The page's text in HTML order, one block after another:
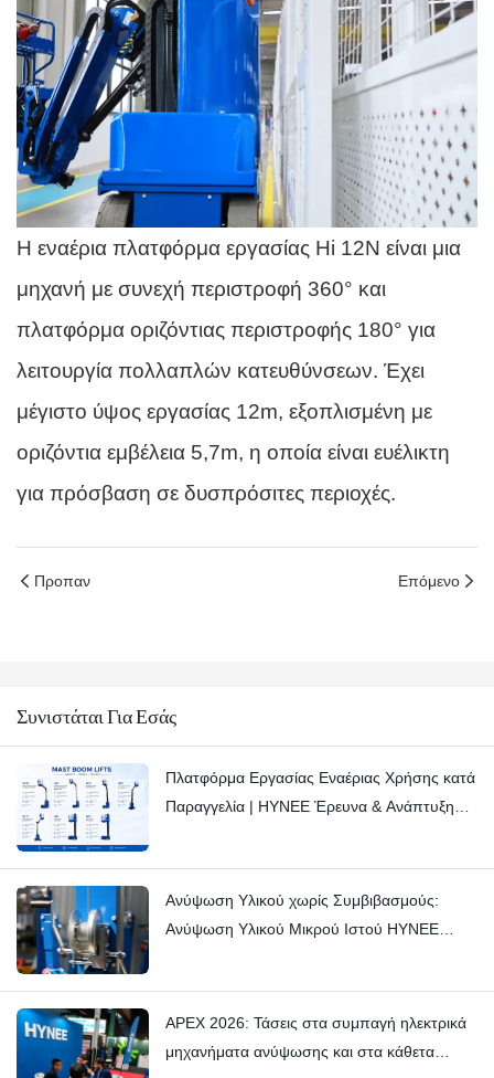
Η εναέρια πλατφόρμα εργασίας Hi 12N είναι μια
μηχανή με συνεχή περιστροφή 360° και
πλατφόρμα οριζόντιας περιστροφής 180° για
λειτουργία πολλαπλών κατευθύνσεων. Έχει
μέγιστο ύψος εργασίας 12m, εξοπλισμένη με
οριζόντια εμβέλεια 5,7m, η οποία είναι ευέλικτη
για πρόσβαση σε δυσπρόσιτες περιοχές.
Προπαν Επόμενο
Συνιστάται Για Εσάς
Πλατφόρμα Εργασίας Εναέριας Χρήσης κατά
Παραγγελία | HYNEE Έρευνα & Ανάπτυξη
Ανύψωση Υλικού χωρίς Συμβιβασμούς:
Ανύψωση Υλικού Μικρού Ιστού HYNEE
APEX 2026: Τάσεις στα συμπαγή ηλεκτρικά
μηχανήματα ανύψωσης και στα κάθετα